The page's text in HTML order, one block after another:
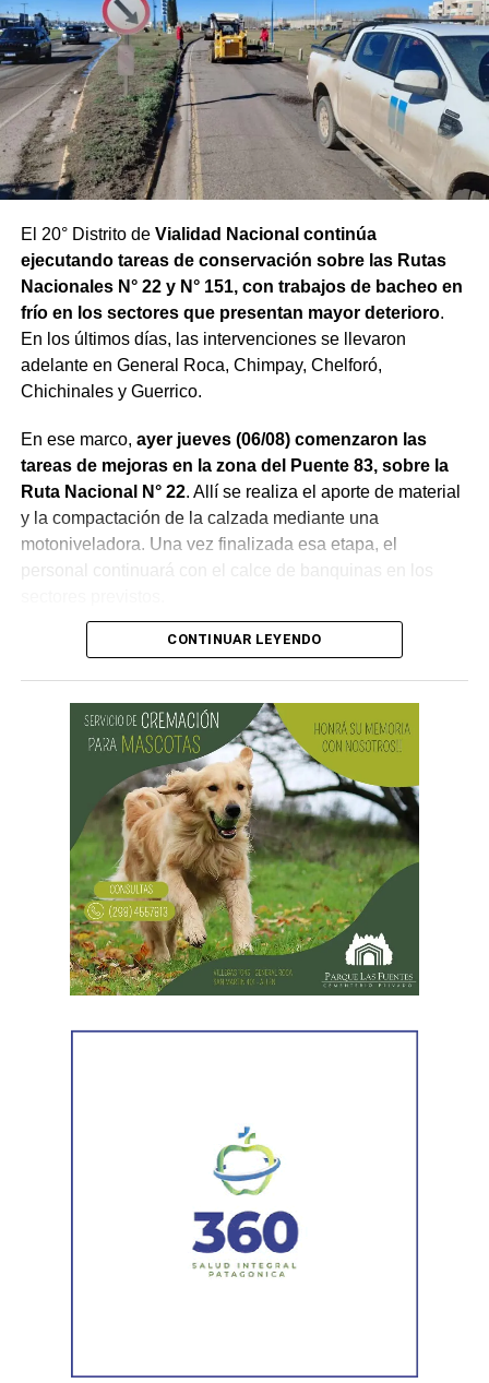
El 20° Distrito de Vialidad Nacional continúa
ejecutando tareas de conservación sobre las Rutas
Nacionales N° 22 y N° 151, con trabajos de bacheo en
frío en los sectores que presentan mayor deterioro.
En los últimos días, las intervenciones se llevaron
adelante en General Roca, Chimpay, Chelforó,
Chichinales y Guerrico.
En ese marco, ayer jueves (06/08) comenzaron las
tareas de mejoras en la zona del Puente 83, sobre la
Ruta Nacional N° 22. Allí se realiza el aporte de material
y la compactación de la calzada mediante una
motoniveladora. Una vez finalizada esa etapa, el
personal continuará con el calce de banquinas en los
Desde Vialidad Nacional informaron que,durante las
próximas semanas, el operativo de bacheo será
reforzado con dos nuevas cuadrillas de trabajo y dos
camiones bacheadores, lo que permitirá incrementar
el ritmo de ejecución y optimizar las tareas de
mantenimiento en distintos puntos del Alto Valle.
Por otra parte, el organismo avanza con el relevamiento
sectores más deteriorados y mejorar las condiciones de
CONTINUAR LEYENDO